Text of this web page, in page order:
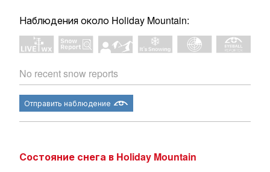
Наблюдения около Holiday Mountain:
No recent snow reports
Отправить наблюдение
Состояние снега в Holiday Mountain